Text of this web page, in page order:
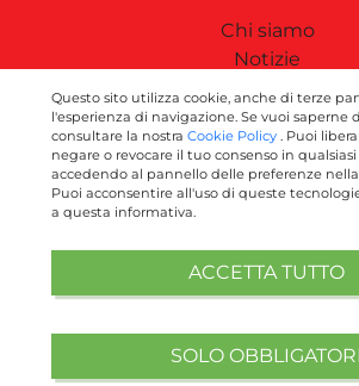
Chi siamo
Notizie
Contatti
Termini e condizioni
Spese di Spedizione
SEGUICI SUI SOCIAL
Questo sito utilizza cookie, anche di terze
l'esperienza di navigazione. Se vuoi saperne
consultare la nostra Cookie Policy . Puoi
negare o revocare il tuo consenso in
accedendo al pannello delle preferenze
Puoi acconsentire all'uso di queste
a questa informativa.
ACCETTA TUTTO
SOLO OBBLIGATORI